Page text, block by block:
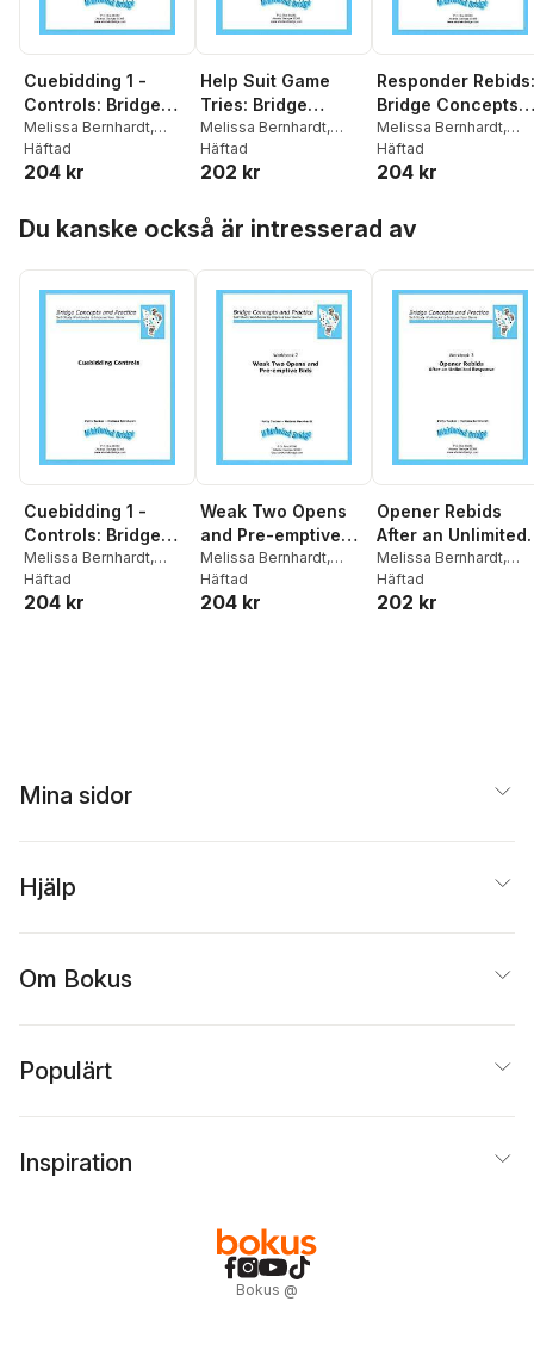
Cuebidding 1 -
Controls: Bridge
Concepts and
Practice
Melissa Bernhardt,
Patty Tucker
Häftad
204 kr
Help Suit Game
Tries: Bridge
Concepts and
Practice
Melissa Bernhardt,
Patty Tucker
Häftad
202 kr
Responder Rebids:
Bridge Concepts
and Practice
Melissa Bernhardt,
Patty Tucker
Häftad
204 kr
Du kanske också är intresserad av
Cuebidding 1 -
Controls: Bridge
Concepts and
Practice
Melissa Bernhardt,
Patty Tucker
Häftad
204 kr
Weak Two Opens
and Pre-emptive
Bids: Bridge
Concepts and
Practice
Melissa Bernhardt,
Patty Tucker
Häftad
204 kr
Opener Rebids
After an Unlimited
Response: Bridge
Concepts and
Practice
Melissa Bernhardt,
Patty Tucker
Häftad
202 kr
Mina sidor
Hjälp
Om Bokus
Populärt
Inspiration
Bokus @